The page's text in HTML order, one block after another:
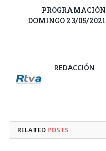
PROGRAMACIÓN
DOMINGO 23/05/2021
REDACCIÓN
RELATED POSTS